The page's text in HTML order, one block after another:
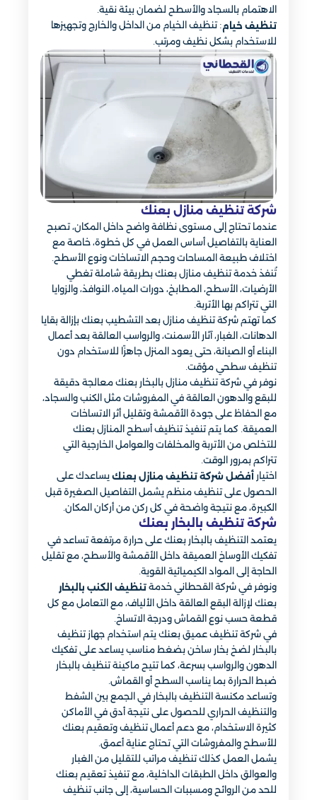
الاهتمام بالسجاد والأسطح لضمان بيئة نقية.
تنظيف خيام: تنظيف الخيام من الداخل والخارج وتجهيزها
للاستخدام بشكل نظيف ومرتب.
شركة تنظيف منازل بعنك
عندما تحتاج إلى مستوى نظافة واضح داخل المكان، تصبح
العناية بالتفاصيل أساس العمل في كل خطوة، خاصة مع
اختلاف طبيعة المساحات وحجم الاتساخات ونوع الأسطح.
تُنفذ خدمة تنظيف منازل بعنك بطريقة شاملة تغطي
الأرضيات، الأسطح، المطابخ، دورات المياه، النوافذ، والزوايا
التي تتراكم بها الأتربة.
كما تهتم شركة تنظيف منازل بعد التشطيب بعنك بإزالة بقايا
الدهانات، الغبار، آثار الأسمنت، والرواسب العالقة بعد أعمال
البناء أو الصيانة، حتى يعود المنزل جاهزًا للاستخدام دون
تنظيف سطحي مؤقت.
نوفر في شركة تنظيف منازل بالبخار بعنك معالجة دقيقة
للبقع والدهون العالقة في المفروشات مثل الكنب والسجاد،
مع الحفاظ على جودة الأقمشة وتقليل أثر الاتساخات
العميقة. كما يتم تنفيذ تنظيف أسطح المنازل بعنك
للتخلص من الأتربة والمخلفات والعوامل الخارجية التي
تتراكم بمرور الوقت.
اختيار أفضل شركة تنظيف منازل بعنك يساعدك على
الحصول على تنظيف منظم يشمل التفاصيل الصغيرة قبل
الكبيرة، مع نتيجة واضحة في كل ركن من أركان المكان.
شركة تنظيف بالبخار بعنك​
يعتمد التنظيف بالبخار بعنك على حرارة مرتفعة تساعد في
تفكيك الأوساخ العميقة داخل الأقمشة والأسطح، مع تقليل
الحاجة إلى المواد الكيميائية القوية.
ونوفر في شركة القحطاني خدمة تنظيف الكنب بالبخار
بعنك لإزالة البقع العالقة داخل الألياف، مع التعامل مع كل
قطعة حسب نوع القماش ودرجة الاتساخ.
في شركة تنظيف عميق بعنك يتم استخدام جهاز تنظيف
بالبخار لضخ بخار ساخن بضغط مناسب يساعد على تفكيك
الدهون والرواسب بسرعة، كما تتيح ماكينة تنظيف بالبخار
ضبط الحرارة بما يناسب السطح أو القماش.
وتساعد مكنسة التنظيف بالبخار في الجمع بين الشفط
والتنظيف الحراري للحصول على نتيجة أدق في الأماكن
كثيرة الاستخدام، مع دعم أعمال تنظيف وتعقيم بعنك
للأسطح والمفروشات التي تحتاج عناية أعمق.
يشمل العمل كذلك تنظيف مراتب للتقليل من الغبار
والعوالق داخل الطبقات الداخلية، مع تنفيذ تعقيم بعنك
للحد من الروائح ومسببات الحساسية، إلى جانب تنظيف